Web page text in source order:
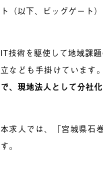
ト（以下、ビッグゲート）
IT技術を駆使して地域課
立なども手掛けています
で、現地法人として分社
本求人では、「宮城県石
す。